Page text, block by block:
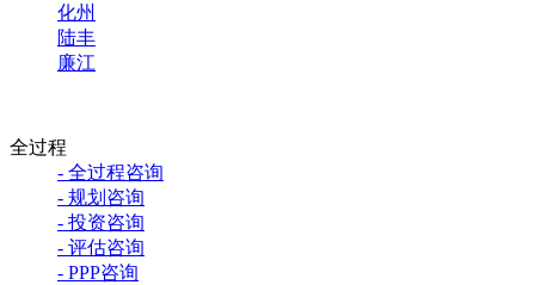
化州
陆丰
廉江
全过程
- 全过程咨询
- 规划咨询
- 投资咨询
- 评估咨询
- PPP咨询